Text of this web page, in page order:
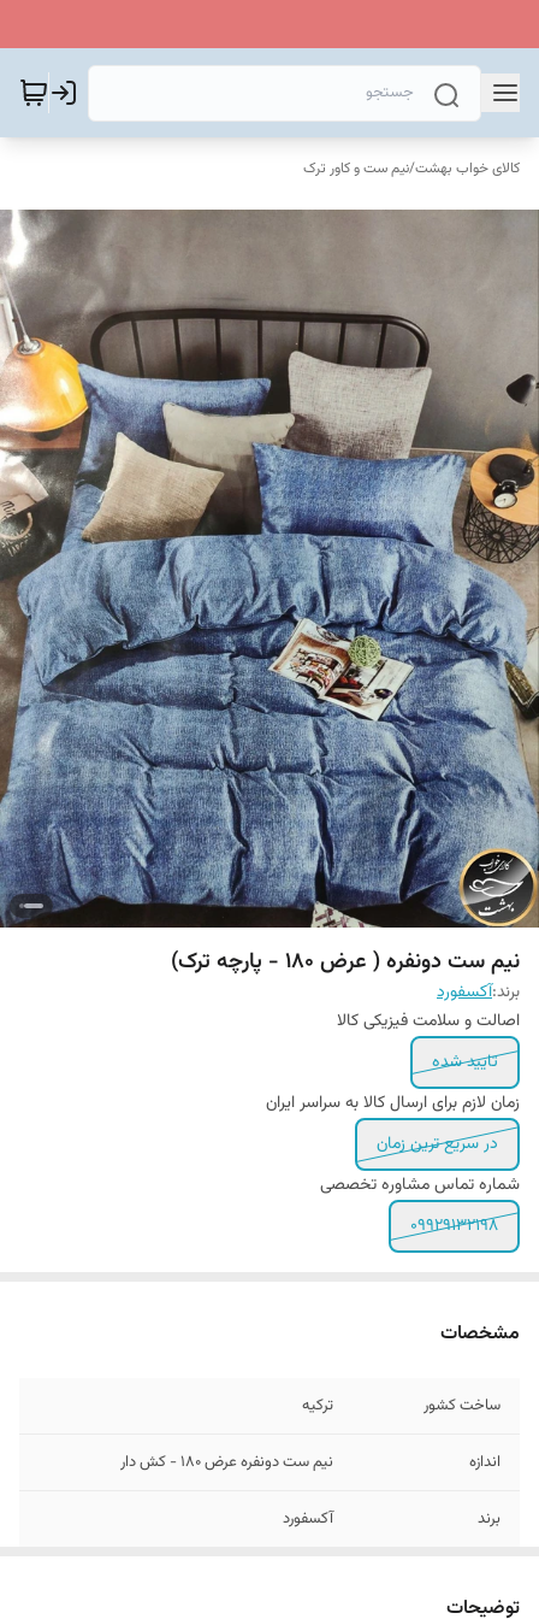
کالای خواب بهشت/نیم ست و کاور ترک
نیم ست دونفره ( عرض 180 - پارچه ترک)
برند:آکسفورد
اصالت و سلامت فیزیکی کالا
تایید شده
زمان لازم برای ارسال کالا به سراسر ایران
در سریع ترین زمان
شماره تماس مشاوره تخصصی
۰۹۹۲۹۱۳۲۱۹۸
مشخصات
ساخت کشور ترکیه
اندازه نیم ست دونفره عرض ۱80 - کش دار
برند آکسفورد
توضیحات